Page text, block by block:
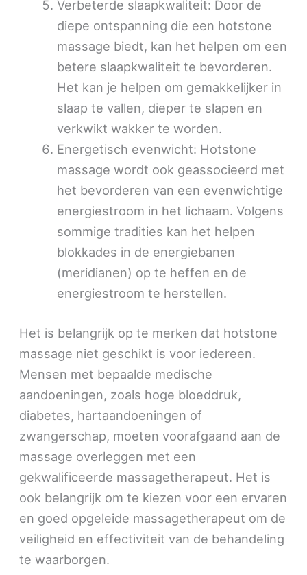
Verbeterde slaapkwaliteit: Door de
diepe ontspanning die een hotstone
massage biedt, kan het helpen om een
betere slaapkwaliteit te bevorderen.
Het kan je helpen om gemakkelijker in
slaap te vallen, dieper te slapen en
verkwikt wakker te worden.
Energetisch evenwicht: Hotstone
massage wordt ook geassocieerd met
het bevorderen van een evenwichtige
energiestroom in het lichaam. Volgens
sommige tradities kan het helpen
blokkades in de energiebanen
(meridianen) op te heffen en de
energiestroom te herstellen.
Het is belangrijk op te merken dat hotstone
massage niet geschikt is voor iedereen.
Mensen met bepaalde medische
aandoeningen, zoals hoge bloeddruk,
diabetes, hartaandoeningen of
zwangerschap, moeten voorafgaand aan de
massage overleggen met een
gekwalificeerde massagetherapeut. Het is
ook belangrijk om te kiezen voor een ervaren
en goed opgeleide massagetherapeut om de
veiligheid en effectiviteit van de behandeling
te waarborgen.